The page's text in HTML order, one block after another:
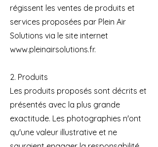
régissent les ventes de produits et
services proposées par Plein Air
Solutions via le site internet
www.pleinairsolutions.fr.
2. Produits
Les produits proposés sont décrits et
présentés avec la plus grande
exactitude. Les photographies n'ont
qu'une valeur illustrative et ne